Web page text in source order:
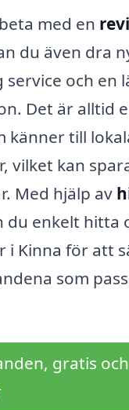
med en
du även dra
service och en
Det är alltid
känner till
vilket kan
Med hjälp av
du enkelt hitta
i Kinna för att
som
gratis